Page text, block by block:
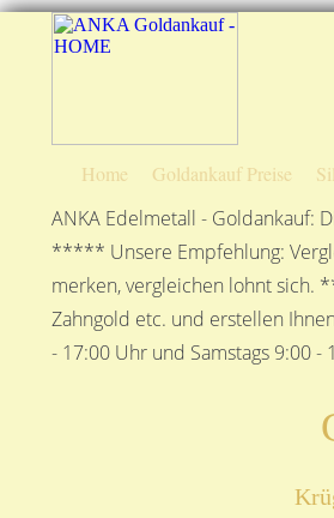
Home Goldankauf Preise
ANKA Edelmetall - Goldankauf:
***** Unsere Empfehlung:
merken, vergleichen lohnt sich.
Zahngold etc. und erstellen
- 17:00 Uhr und Samstags 9:00